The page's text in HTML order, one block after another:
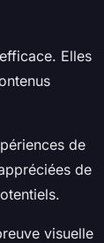
efficace. Elles
de
de
visuelle